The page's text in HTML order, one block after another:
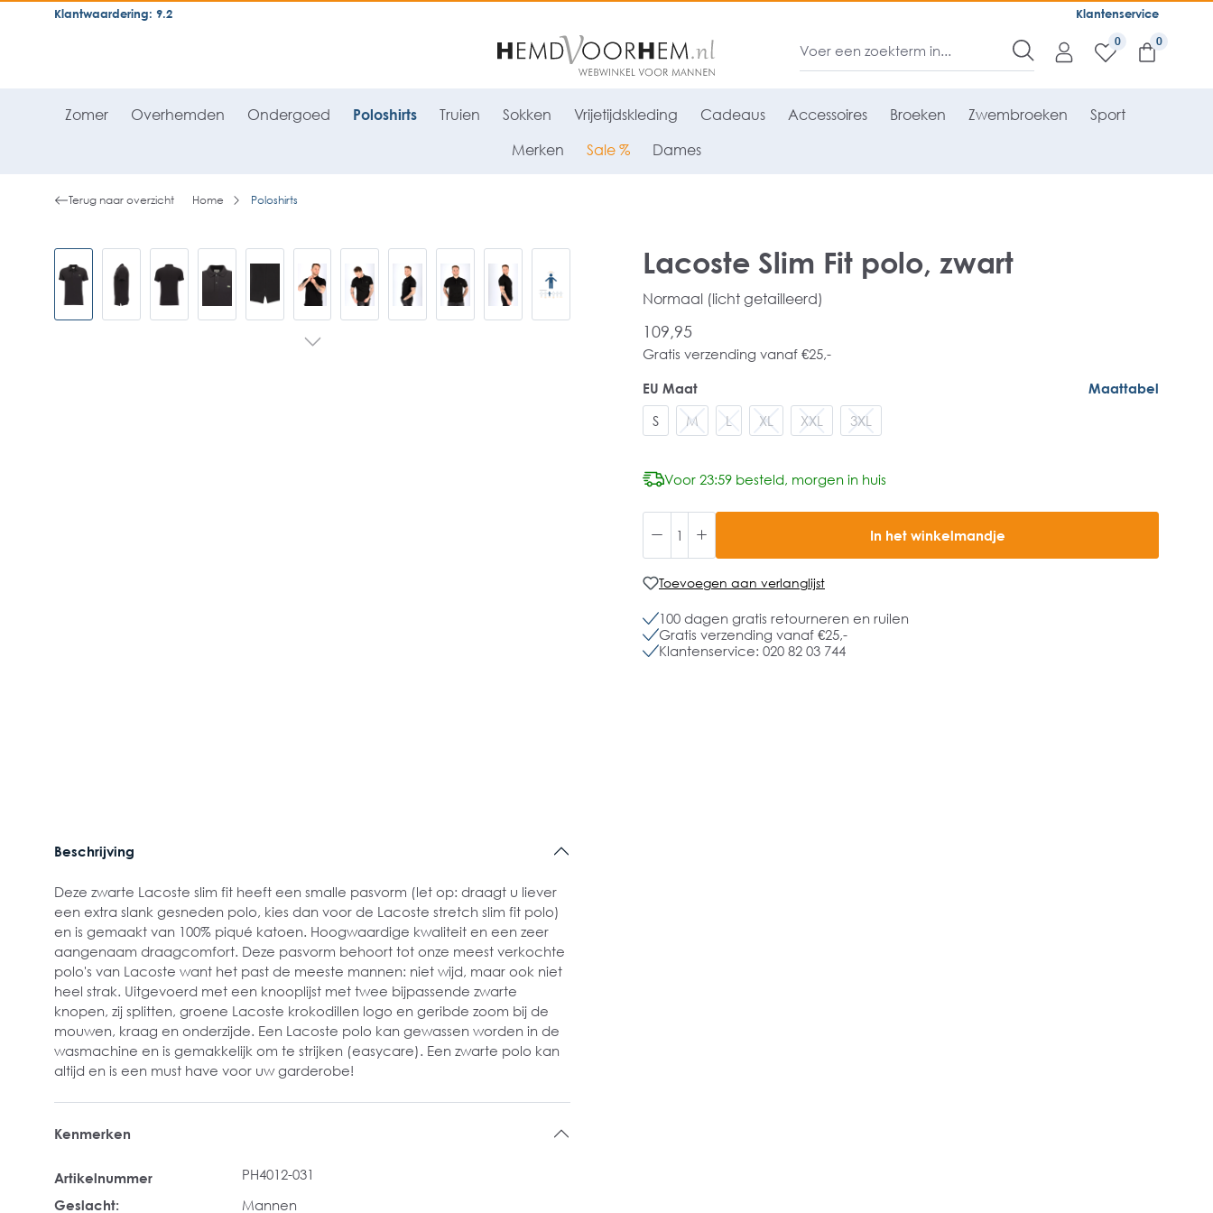
general.skipToNavigation Klantenservice
Klantwaardering: 9.2
0
Zomer Overhemden Ondergoed Poloshirts Truien Sokken Vrijetijdskleding Cadeaus Accessoires Broeken Zwembroeken Sport
Merken Sale % Dames
Terug naar overzicht Home Poloshirts
Lacoste Slim Fit polo, zwart
Normaal (licht getailleerd)
109,95
Gratis verzending vanaf €25,-
EU Maat
Maattabel
S
M L XL XXL 3XL
Voor 23:59 besteld, morgen in huis
In het winkelmandje
Toevoegen aan verlanglijst
100 dagen gratis retourneren en ruilen
Gratis verzending vanaf €25,-
Klantenservice: 020 82 03 744
Beschrijving
Deze zwarte Lacoste slim fit heeft een smalle pasvorm (let op: draagt u liever
een extra slank gesneden polo, kies dan voor de Lacoste stretch slim fit polo)
en is gemaakt van 100% piqué katoen. Hoogwaardige kwaliteit en een zeer
aangenaam draagcomfort. Deze pasvorm behoort tot onze meest verkochte
polo's van Lacoste want het past de meeste mannen: niet wijd, maar ook niet
heel strak. Uitgevoerd met een knooplijst met twee bijpassende zwarte
knopen, zij splitten, groene Lacoste krokodillen logo en geribde zoom bij de
mouwen, kraag en onderzijde. Een Lacoste polo kan gewassen worden in de
wasmachine en is gemakkelijk om te strijken (easycare). Een zwarte polo kan
altijd en is een must have voor uw garderobe!
Kenmerken
Artikelnummer
PH4012-031
Geslacht:
Mannen